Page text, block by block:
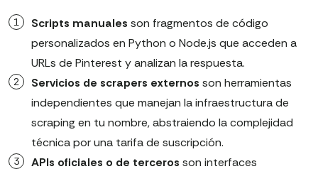
Scripts manuales son fragmentos de código
personalizados en Python o Node.js que acceden a
URLs de Pinterest y analizan la respuesta.
Servicios de scrapers externos son herramientas
independientes que manejan la infraestructura de
scraping en tu nombre, abstraiendo la complejidad
técnica por una tarifa de suscripción.
APIs oficiales o de terceros son interfaces